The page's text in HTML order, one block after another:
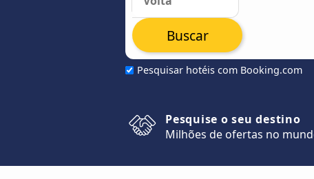
Pesquisar hotéis com Booking.com
Buscar
Pesquise o seu destino
Milhões de ofertas no